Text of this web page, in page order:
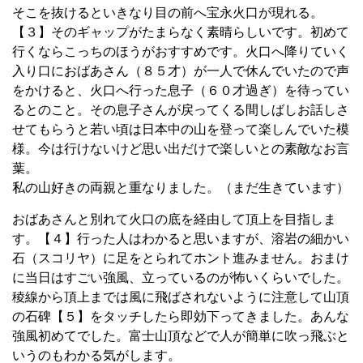
そこを抜けるといきなり目の前へ宝永火口が現れる。
【３】そのギャップがたまらなく素晴らしいです。 初めて
行くならこっちのほうがおすすめです。 火口へ降りていく
入り口におばあさん（８５才）が一人で休んでいたので声
をかけると、 火口へ行った息子（６０才過ぎ）を待ってい
るとのこと。その息子さんが戻ってくる間しばしお話しさ
せてもらうと 若い頃は日本中の山を登って楽しんでいた模
様。今は行けないけど思い出だけで楽しいとの素敵なお言
葉。
私の山好きの両親と重なりました。（まだ生きています）
おばあさんと別れて火口の底を経由して頂上を目指しま
す。
【４】 行った人はわかると思いますが、溶岩の細かい
石（スコリヤ）に足をとられてホント進みません。 おまけ
に当日はすごい強風、立っているのが怖いくらいでした。
稜線から頂上までは風に飛ばされないように注意して山頂
の石碑【５】をタッチしたら即効下ってきました。 あんな
強風初めてでした。富士山頂などで人が簡単に吹っ飛ぶと
いうのもわかる気がします。